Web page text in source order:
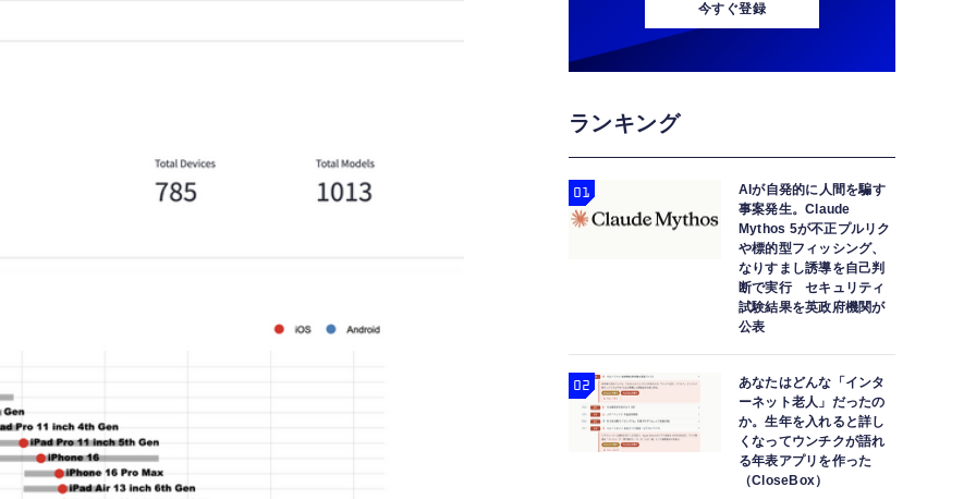
今すぐ登録
ランキング
AIが自発的に人間を騙す
事案発生。Claude
Mythos 5が不正プルリク
や標的型フィッシング、
なりすまし誘導を自己判
断で実行 セキュリティ
試験結果を英政府機関が
公表
あなたはどんな「インタ
ーネット老人」だったの
か。生年を入れると詳し
くなってウンチクが語れ
る年表アプリを作った
（CloseBox）